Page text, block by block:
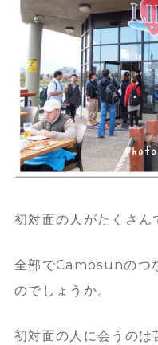
初対面の人がたくさ
全部でCamosunのつ
のでしょうか。
初対面の人に会うのは